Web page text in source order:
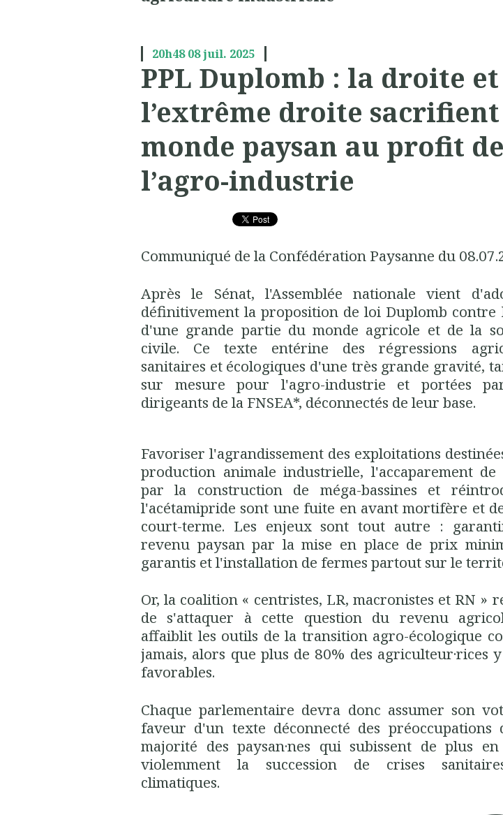
20h48 08juil. 2025
PPL Duplomb : la droite et
l’extrême droite
monde paysan au profit de
l’agro-industrie
Communiqué de la Confédération Paysanne du
Après le Sénat, l'Assemblée nationale vient
définitivement la proposition de loi Duplomb contre
d'une grande partie du monde agricole et de la
civile. Ce texte entérine des régressions
sanitaires et écologiques d'une très grande gravité,
sur mesure pour l'agro-industrie et portées
dirigeants de la FNSEA*, déconnectés de leur base.
Favoriser l'agrandissement des exploitations
production animale industrielle, l'accaparement de
par la construction de méga-bassines et
l'acétamipride sont une fuite en avant mortifère et
court-terme. Les enjeux sont tout autre :
revenu paysan par la mise en place de prix
garantis et l'installation de fermes partout sur le
Or, la coalition « centristes, LR, macronistes et RN »
de s'attaquer à cette question du revenu
affaiblit les outils de la transition agro-écologique
jamais, alors que plus de 80% des agriculteur·rices
favorables.
Chaque parlementaire devra donc assumer son
faveur d'un texte déconnecté des préoccupations
majorité des paysan·nes qui subissent de plus
violemment la succession de crises
climatiques.